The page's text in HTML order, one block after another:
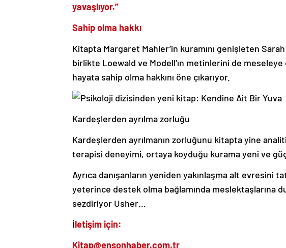
yavaşlıyor.”
Sahip olma hakkı
Kitapta Margaret Mahler’in kuramını genişleten
birlikte Loewald ve Modell’ın metinlerini de
hayata sahip olma hakkını öne çıkarıyor.
Kardeşlerden ayrılma zorluğu
Kardeşlerden ayrılmanın zorluğunu kitapta yine
terapisi deneyimi, ortaya koyduğu kurama yeni ve
Ayrıca danışanların yeniden yakınlaşma alt evresini
yeterince destek olma bağlamında meslektaşlarına
sezdiriyor Usher…
İletişim için:
Kitap@ensonhaber.com.tr